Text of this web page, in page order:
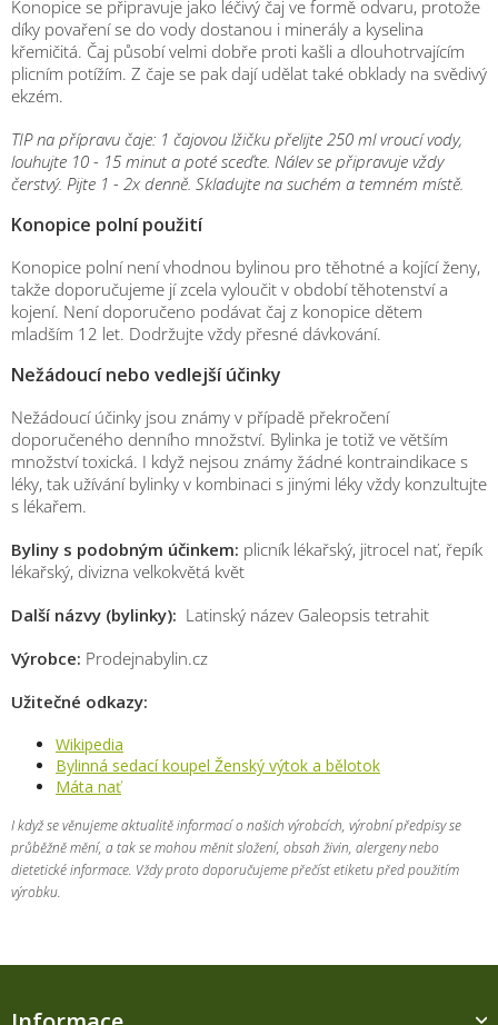
Konopice se připravuje jako léčivý čaj ve formě odvaru, protože
díky povaření se do vody dostanou i minerály a kyselina
křemičitá. Čaj působí velmi dobře proti kašli a dlouhotrvajícím
plicním potížím. Z čaje se pak dají udělat také obklady na svědivý
ekzém.
TIP na přípravu čaje: 1 čajovou lžičku přelijte 250 ml vroucí vody,
louhujte 10 - 15 minut a poté sceďte. Nálev se připravuje vždy
čerstvý. Pijte 1 - 2x denně. Skladujte na suchém a temném místě.
Konopice polní použití
Konopice polní není vhodnou bylinou pro těhotné a kojící ženy,
takže doporučujeme jí zcela vyloučit v období těhotenství a
kojení. Není doporučeno podávat čaj z konopice dětem
mladším 12 let. Dodržujte vždy přesné dávkování.
Nežádoucí nebo vedlejší účinky
Nežádoucí účinky jsou známy v případě překročení
doporučeného denního množství. Bylinka je totiž ve větším
množství toxická. I když nejsou známy žádné kontraindikace s
léky, tak užívání bylinky v kombinaci s jinými léky vždy konzultujte
s lékařem.
Byliny s podobným účinkem: plicník lékařský, jitrocel nať, řepík
lékařský, divizna velkokvětá květ
Další názvy (bylinky): Latinský název Galeopsis tetrahit
Výrobce: Prodejnabylin.cz
Užitečné odkazy:
Wikipedia
Bylinná sedací koupel Ženský výtok a bělotok
Máta nať
I když se věnujeme aktualitě informací o našich výrobcích, výrobní předpisy se
průběžně mění, a tak se mohou měnit složení, obsah živin, alergeny nebo
dietetické informace. Vždy proto doporučujeme přečíst etiketu před použitím
výrobku.
Z